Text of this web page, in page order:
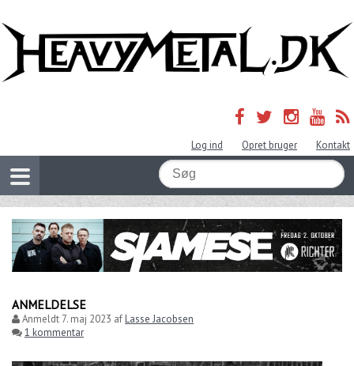
Log ind Opret bruger Kontakt
ANMELDELSE
Anmeldt 7. maj 2023 afLasse Jacobsen
1 kommentar